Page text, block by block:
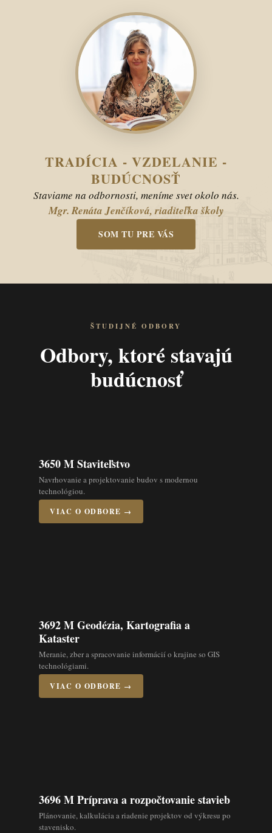
TRADÍCIA - VZDELANIE -
BUDÚCNOSŤ
Staviame na odbornosti, meníme svet okolo nás.
Mgr. Renáta Jenčíková, riaditeľka školy
SOM TU PRE VÁS
ŠTUDIJNÉ ODBORY
Odbory, ktoré stavajú
budúcnosť
3650 M Staviteľstvo
Navrhovanie a projektovanie budov s modernou
technológiou.
VIAC O ODBORE →
3692 M Geodézia, Kartografia a
Kataster
Meranie, zber a spracovanie informácií o krajine so GIS
technológiami.
VIAC O ODBORE →
3696 M Príprava a rozpočtovanie stavieb
Plánovanie, kalkulácia a riadenie projektov od výkresu po
stavenisko.